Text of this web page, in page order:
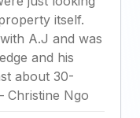
itself.
A.J and was
and his
about 30-
Christine Ngo